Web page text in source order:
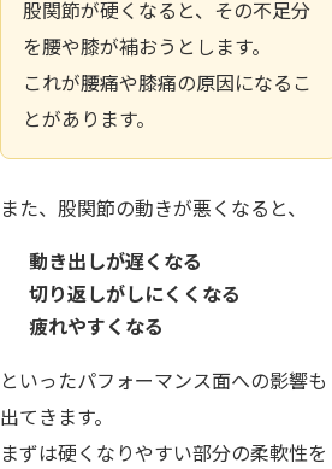
股関節が硬くなると、その不足分
を腰や膝が補おうとします。
これが腰痛や膝痛の原因になるこ
とがあります。
また、股関節の動きが悪くなると、
動き出しが遅くなる
切り返しがしにくくなる
疲れやすくなる
といったパフォーマンス面への影響も
出てきます。
まずは硬くなりやすい部分の柔軟性を